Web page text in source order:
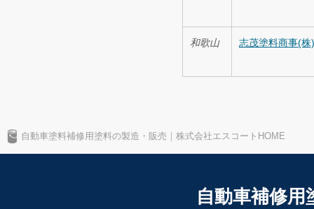
和歌山 志茂塗料商事(株)
自動車塗料補修用塗料の製造・販売｜株式会社エスコートHOME
自動車補修